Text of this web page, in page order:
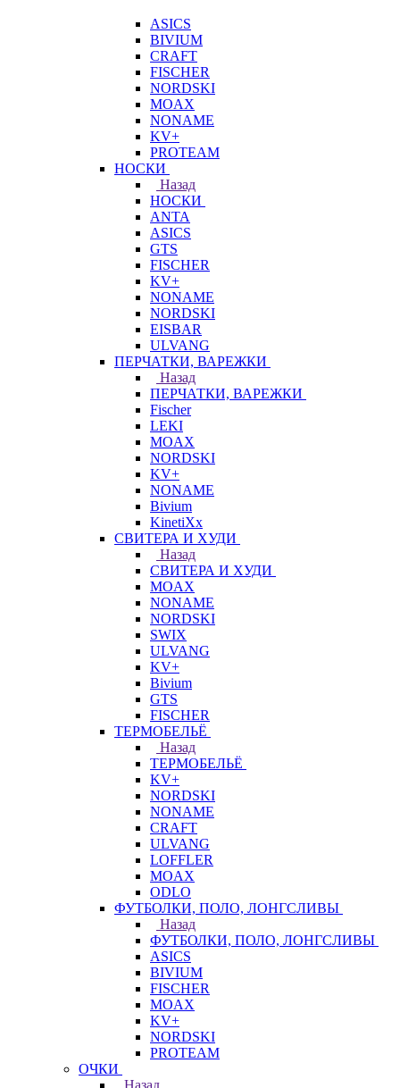
ASICS
BIVIUM
CRAFT
FISCHER
NORDSKI
MOAX
NONAME
KV+
PROTEAM
НОСКИ
Назад
НОСКИ
ANTA
ASICS
GTS
FISCHER
KV+
NONAME
NORDSKI
EISBAR
ULVANG
ПЕРЧАТКИ, ВАРЕЖКИ
Назад
ПЕРЧАТКИ, ВАРЕЖКИ
Fischer
LEKI
MOAX
NORDSKI
KV+
NONAME
Bivium
KinetiXx
СВИТЕРА И ХУДИ
Назад
СВИТЕРА И ХУДИ
MOAX
NONAME
NORDSKI
SWIX
ULVANG
KV+
Bivium
GTS
FISCHER
ТЕРМОБЕЛЬЁ
Назад
ТЕРМОБЕЛЬЁ
KV+
NORDSKI
NONAME
CRAFT
ULVANG
LOFFLER
MOAX
ODLO
ФУТБОЛКИ, ПОЛО, ЛОНГСЛИВЫ
Назад
ФУТБОЛКИ, ПОЛО, ЛОНГСЛИВЫ
ASICS
BIVIUM
FISCHER
MOAX
KV+
NORDSKI
PROTEAM
ОЧКИ
Назад